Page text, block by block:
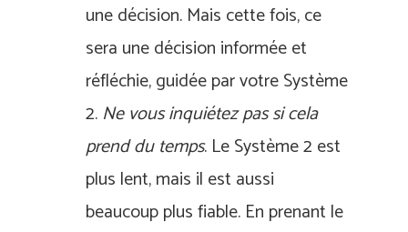
une décision. Mais cette fois, ce
sera une décision informée et
réfléchie, guidée par votre Système
2. Ne vous inquiétez pas si cela
prend du temps. Le Système 2 est
plus lent, mais il est aussi
beaucoup plus fiable. En prenant le